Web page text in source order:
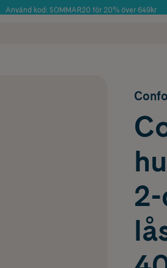
Använd kod: SOMMAR20 för 20% över 649kr